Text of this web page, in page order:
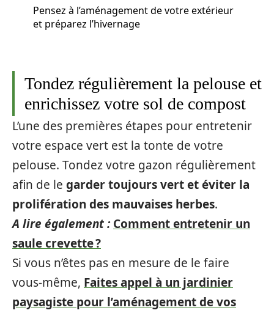
Pensez à l’aménagement de votre extérieur
et préparez l’hivernage
Tondez régulièrement la pelouse et
enrichissez votre sol de compost
L’une des premières étapes pour entretenir
votre espace vert est la tonte de votre
pelouse. Tondez votre gazon régulièrement
afin de le garder toujours vert et éviter la
prolifération des mauvaises herbes.
A lire également : Comment entretenir un
saule crevette ?
Si vous n’êtes pas en mesure de le faire
vous-même, Faites appel à un jardinier
paysagiste pour l’aménagement de vos